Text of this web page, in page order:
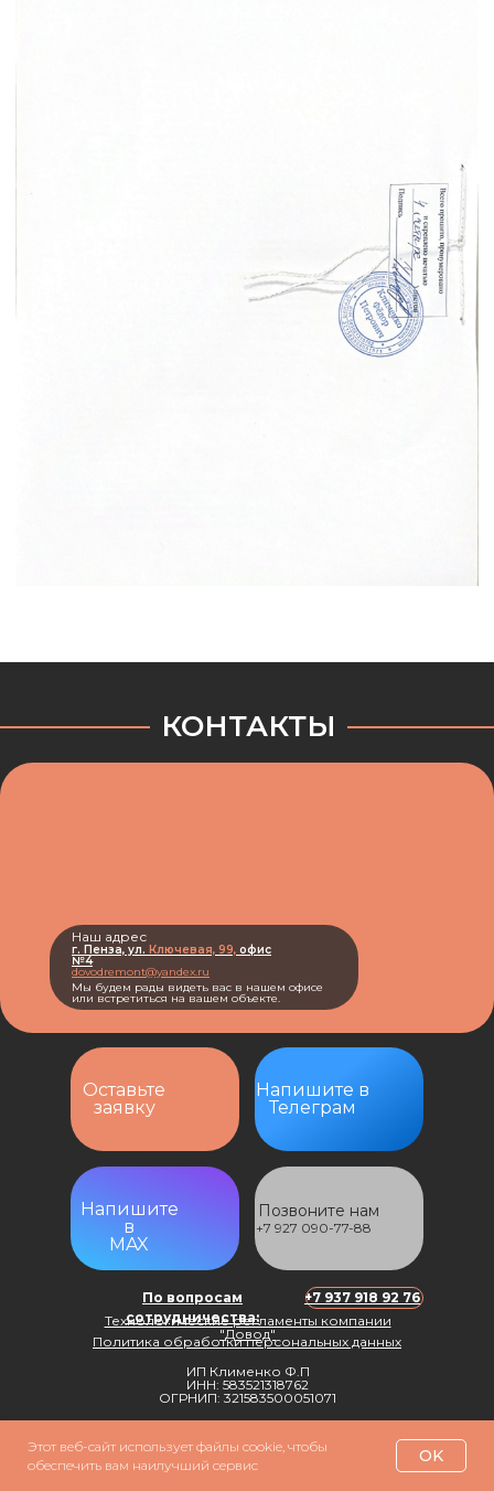
ИП Клименко Ф.П
ИНН: 583521318762
ОГРНИП: 321583500051071
Технологические регламенты компании
"Довод"
КОНТАКТЫ
Напишите в
Телеграм
Напишите
в
MAX
Позвоните нам
+7 927 090-77-88
Оставьте
заявку
Мы будем рады видеть вас в нашем офисе
или встретиться на вашем объекте.
Наш адрес
dovodremont@yandex.ru
г. Пенза, ул. Ключевая, 99, офис
№4
Политика обработки персональных данных
+7 937 918 92 76‬
По вопросам
сотрудничества:
Этот веб-сайт использует файлы cookie, чтобы
обеспечить вам наилучший сервис
OK